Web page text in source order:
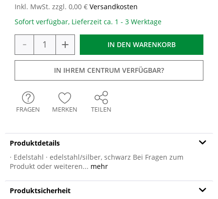
Inkl. MwSt. zzgl. 0,00 € Versandkosten
Sofort verfügbar, Lieferzeit ca. 1 - 3 Werktage
- + IN DEN WARENKORB
IN IHREM CENTRUM VERFÜGBAR?
FRAGEN MERKEN TEILEN
Produktdetails
· Edelstahl · edelstahl/silber, schwarz Bei Fragen zum
Produkt oder weiteren... mehr
Produktsicherheit